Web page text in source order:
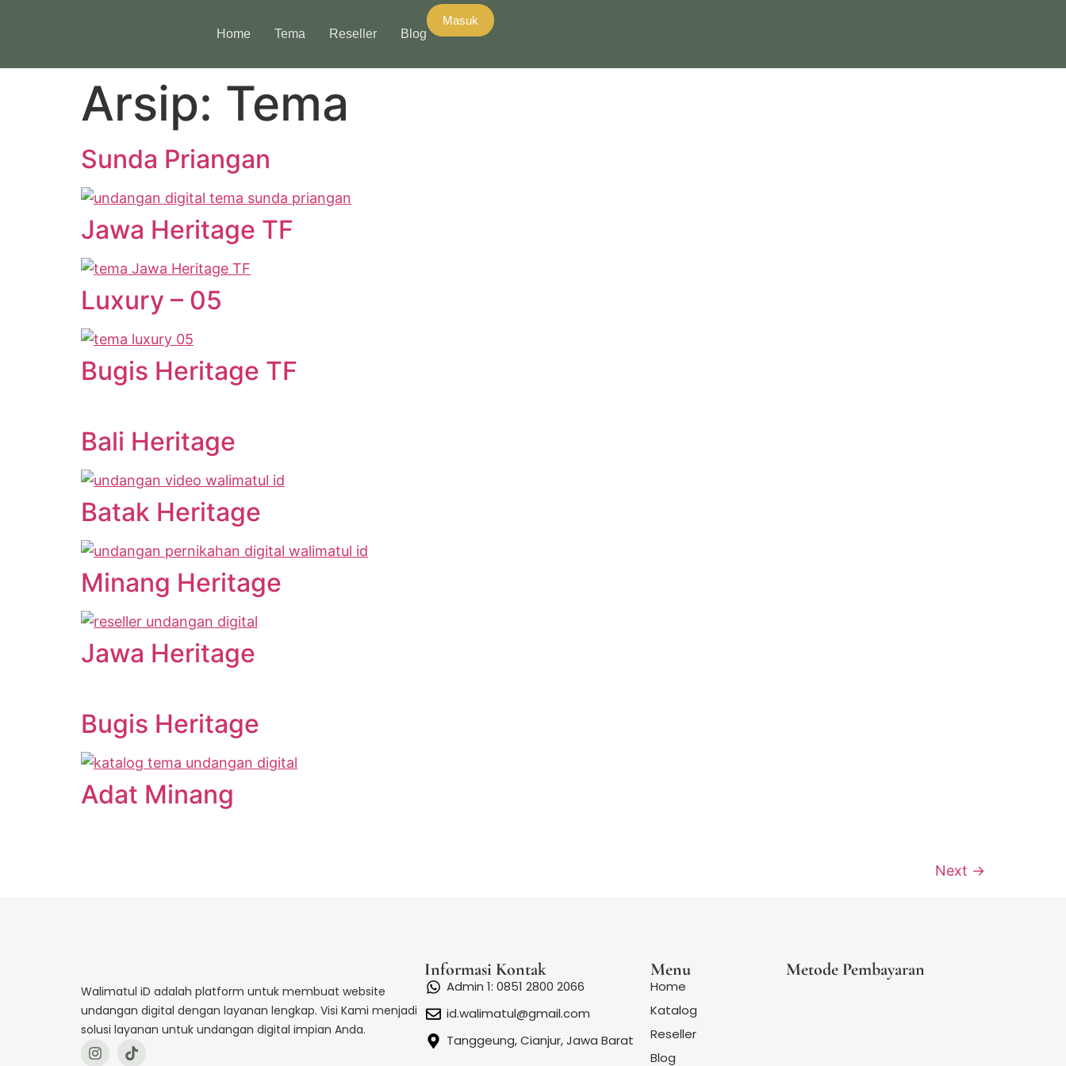
Home Tema Reseller Blog
Masuk
Arsip: Tema
Sunda Priangan
Jawa Heritage TF
Luxury – 05
Bugis Heritage TF
Bali Heritage
Batak Heritage
Minang Heritage
Jawa Heritage
Bugis Heritage
Adat Minang
Next →
Walimatul iD adalah platform untuk membuat website
undangan digital dengan layanan lengkap. Visi Kami menjadi
solusi layanan untuk undangan digital impian Anda.
Informasi Kontak
Admin 1: 0851 2800 2066
id.walimatul@gmail.com
Tanggeung, Cianjur, Jawa Barat
Menu
Home
Katalog
Reseller
Blog
Metode Pembayaran